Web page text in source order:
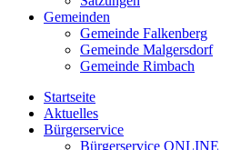
Gemeinden
Gemeinde Falkenberg
Gemeinde Malgersdorf
Gemeinde Rimbach
Startseite
Aktuelles
Bürgerservice
Bürgerservice ONLINE